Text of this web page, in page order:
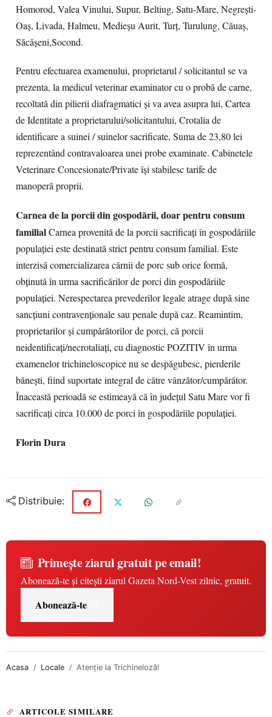
Homorod, Valea Vinului, Supur, Beltiug, Satu-Mare, Negreşti-
Oaş, Livada, Halmeu, Medieşu Aurit, Turț, Turulung, Căuaș,
Săcășeni,Socond.
Pentru efectuarea examenului, proprietarul / solicitantul se va
prezenta, la medicul veterinar examinator cu o probă de carne,
recoltată din pilierii diafragmatici și va avea asupra lui, Cartea
de Identitate a proprietarului/solicitantului, Crotalia de
identificare a suinei / suinelor sacrificate, Suma de 23,80 lei
reprezentând contravaloarea unei probe examinate. Cabinetele
Veterinare Concesionate/Private își stabilesc tarife de
manoperă proprii.
Carnea de la porcii din gospodării, doar pentru consum
familialCarnea provenită de la porcii sacrificați în gospodăriile
populației este destinată strict pentru consum familial. Este
interzisă comercializarea cărnii de porc sub orice formă,
obținută în urma sacrificărilor de porci din gospodăriile
populației. Nerespectarea prevederilor legale atrage după sine
sancțiuni contravenționale sau penale după caz. Reamintim,
proprietarilor și cumpărătorilor de porci, că porcii
neidentificați/necrotaliaţi, cu diagnostic POZITIV în urma
examenelor trichineloscopice nu se despăgubesc, pierderile
bănești, fiind suportate integral de către vânzător/cumpărător.
Înaceastă perioadă se estimeayă că în judeţul Satu Mare vor fi
sacrificaţi circa 10.000 de porci în gospodăriile populaţiei.
Florin Dura
Distribuie:
Primește ziarul gratuit pe email!
Abonează-te și citești ziarul Gazeta Nord-Vest zilnic, gratuit.
Abonează-te
Acasa Locale Atenţie la Trichineloză!
ARTICOLE SIMILARE